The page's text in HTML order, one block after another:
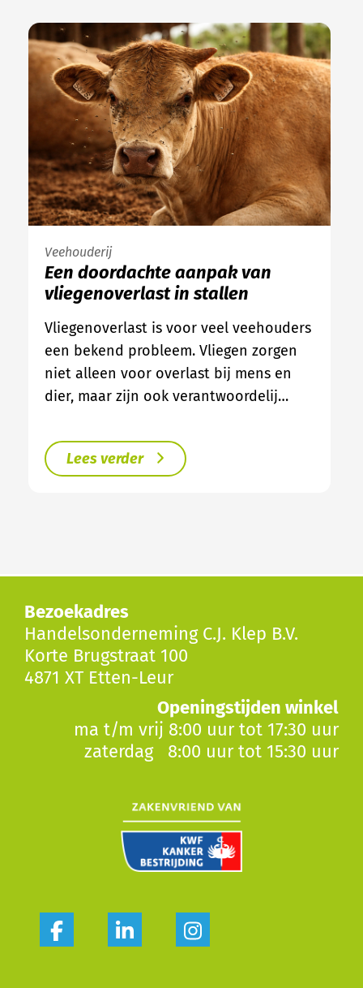
Veehouderij
Een doordachte aanpak van
vliegenoverlast in stallen
Vliegenoverlast is voor veel veehouders
een bekend probleem. Vliegen zorgen
niet alleen voor overlast bij mens en
dier, maar zijn ook verantwoordelij…
Lees verder
Bezoekadres
Handelsonderneming C.J. Klep B.V.
Korte Brugstraat 100
4871 XT Etten-Leur
Openingstijden winkel
ma t/m vrij 8:00 uur tot 17:30 uur
zaterdag 8:00 uur tot 15:30 uur